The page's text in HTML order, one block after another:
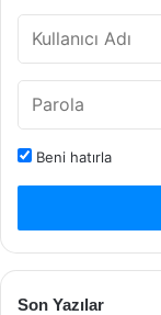
Beni hatırla
Son Yazılar